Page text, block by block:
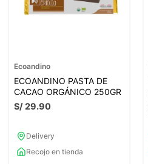
8.
magnesio
Ecoandino
ECOANDINO PASTA DE
CACAO ORGÁNICO 250GR
S/29.90
Delivery
Recojo en tienda